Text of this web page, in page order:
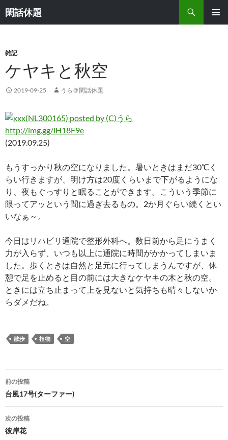
閑話休題
索
ン
ツ
へ
キ
プ
雑記
ケヤキと秋空
2019-09-25 うら＠閑話休題
http://img.gg/lH18F9e
(2019.09.25)
もうすっかり秋の空になりました。暑いときはまだ30℃く
らい行きますが、明け方は20度くらいまで下がるようにな
り、夜もぐっすりと眠ることができます。こういう季節に
限ってアッという間に過ぎ去るもの。2か月ぐらい続くとい
いなぁ～。
今日はリハビリ通院で整形外科へ。数日前から足にうまく
力が入らず、いつも以上に通院に時間がかかってしまいま
した。歩くときは自然と足元に行ってしまうんですが、休
憩で足を止めると目の前には大きなケヤキの木と秋の空。
ときには立ち止まって上を見ないと気持ちも晴々しないか
らダメだね。
散歩 植物 空
投
稿
ナ
ビ
前の投稿
台風17号(ターファー)
次の投稿
彼岸花